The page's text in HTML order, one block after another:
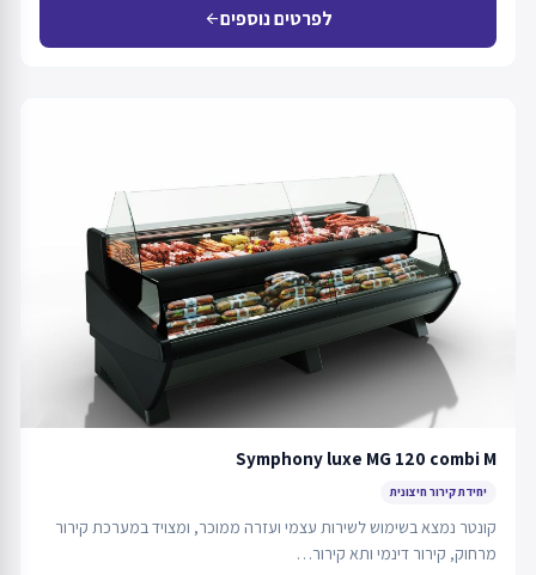
לפרטים נוספיםarrow_back
Symphony luxe MG 120 combi M
יחידת קירור חיצונית
קונטר נמצא בשימוש לשירות עצמי ועזרה ממוכר, ומצויד במערכת קירור
מרחוק, קירור דינמי ותא קירור…